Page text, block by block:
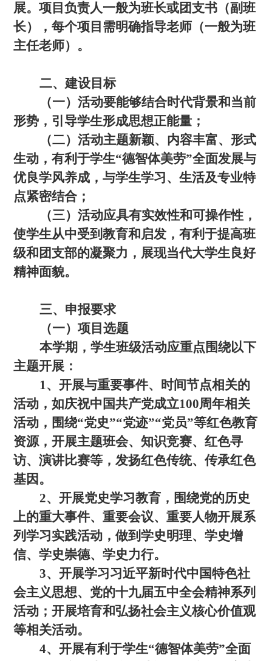
展。项目负责人一般为班长或团支书（副班
长），每个项目需明确指导老师（一般为班
主任老师）。
二、建设目标
（一）活动要能够结合时代背景和当前
形势，引导学生形成思想正能量；
（二）活动主题新颖、内容丰富、形式
生动，有利于学生“德智体美劳”全面发展与
优良学风养成，与学生学习、生活及专业特
点紧密结合；
（三）活动应具有实效性和可操作性，
使学生从中受到教育和启发，有利于提高班
级和团支部的凝聚力，展现当代大学生良好
精神面貌。
三、申报要求
（一）项目选题
本学期，学生班级活动应重点围绕以下
主题开展：
1、开展与重要事件、时间节点相关的
活动，如庆祝中国共产党成立100周年相关
活动，围绕“党史”“党迹”“党员”等红色教育
资源，开展主题班会、知识竞赛、红色寻
访、演讲比赛等，发扬红色传统、传承红色
基因。
2、开展党史学习教育，围绕党的历史
上的重大事件、重要会议、重要人物开展系
列学习实践活动，做到学史明理、学史增
信、学史崇德、学史力行。
3、开展学习习近平新时代中国特色社
会主义思想、党的十九届五中全会精神系列
活动；开展培育和弘扬社会主义核心价值观
等相关活动。
4、开展有利于学生“德智体美劳”全面